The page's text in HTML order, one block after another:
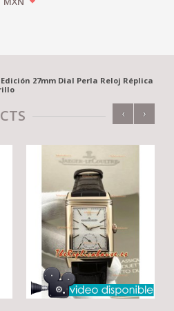
Edición 27mm Dial Perla Reloj Réplica
‹ ›